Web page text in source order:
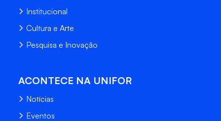
Institucional
Cultura e Arte
Pesquisa e Inovação
ACONTECE NA UNIFOR
Notícias
Eventos